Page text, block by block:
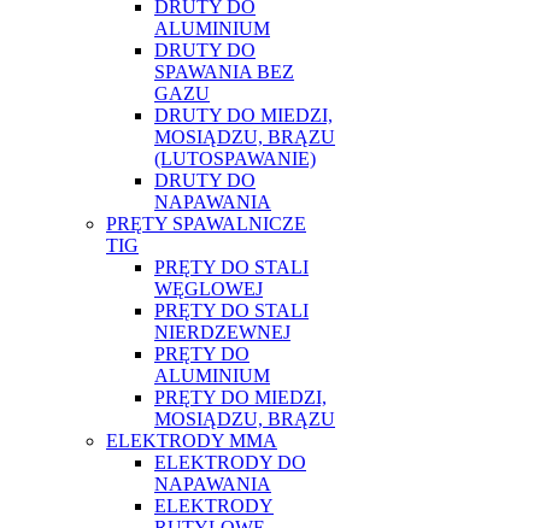
DRUTY DO
ALUMINIUM
DRUTY DO
SPAWANIA BEZ
GAZU
DRUTY DO MIEDZI,
MOSIĄDZU, BRĄZU
(LUTOSPAWANIE)
DRUTY DO
NAPAWANIA
PRĘTY SPAWALNICZE
TIG
PRĘTY DO STALI
WĘGLOWEJ
PRĘTY DO STALI
NIERDZEWNEJ
PRĘTY DO
ALUMINIUM
PRĘTY DO MIEDZI,
MOSIĄDZU, BRĄZU
ELEKTRODY MMA
ELEKTRODY DO
NAPAWANIA
ELEKTRODY